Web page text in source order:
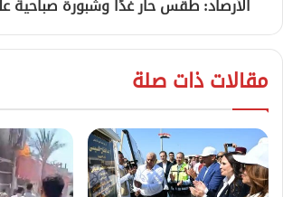
مقالات ذات صلة